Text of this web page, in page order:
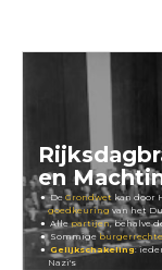
en
DeGrondwet kan door
goedkeuring van het
Allepartijen, behalve
Sommige
Gelijkschakeling:
Nazi's